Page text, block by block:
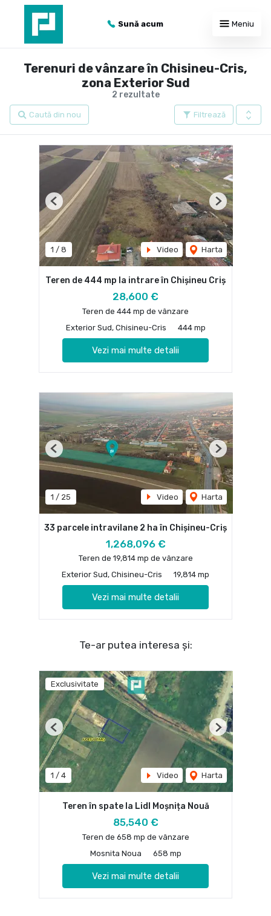
Sună acum Meniu
2 rezultate
Terenuri de vânzare în Chisineu-Cris,
zona Exterior Sud
Filtrează
Caută din nou
1 / 8 Video Harta
Previous Next
Teren de 444 mp la intrare în Chișineu Criș
28,600 €
Teren de 444 mp de vânzare
Exterior Sud, Chisineu-Cris
444 mp
Vezi mai multe detalii
1 / 25 Video Harta
Previous Next
33 parcele intravilane 2 ha în Chișineu-Criș
1,268,096 €
Teren de 19,814 mp de vânzare
Exterior Sud, Chisineu-Cris
19,814 mp
Vezi mai multe detalii
Te-ar putea interesa și:
Exclusivitate
1 / 4 Video Harta
Previous Next
Teren în spate la Lidl Moșnița Nouă
85,540 €
Teren de 658 mp de vânzare
Mosnita Noua
658 mp
Vezi mai multe detalii